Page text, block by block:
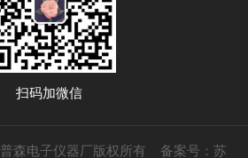
扫码加微信
森电子仪器厂版权所有 备案号：苏